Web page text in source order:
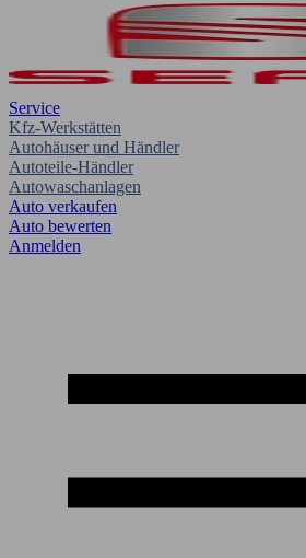
Service
Kfz-Werkstätten
Autohäuser und Händler
Autoteile-Händler
Autowaschanlagen
Auto verkaufen
Auto bewerten
Anmelden